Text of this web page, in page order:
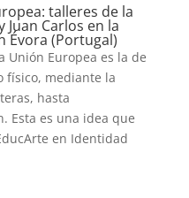
talleres de la
Juan Carlos en la
Évora (Portugal)
Unión Europea es la de
físico, mediante la
hasta
Esta es una idea que
en Identidad